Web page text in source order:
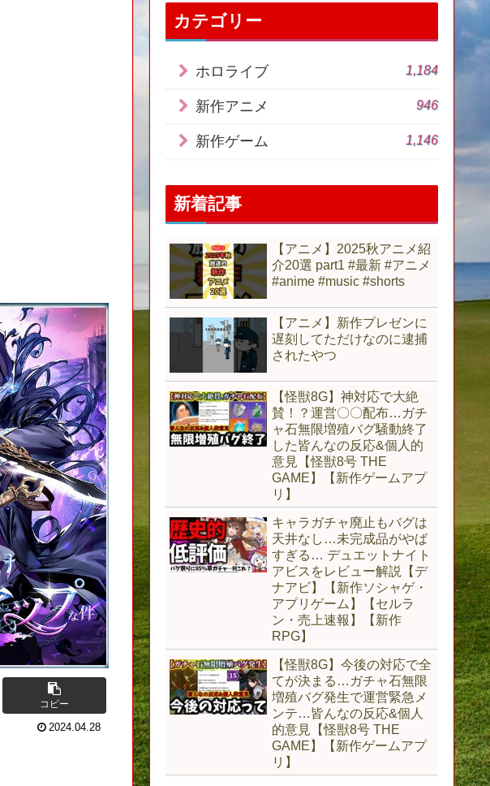
コピー
2024.04.28
カテゴリー
ホロライブ 1,184
新作アニメ 946
新作ゲーム 1,146
新着記事
【アニメ】2025秋アニメ紹
介20選 part1 #最新 #アニメ
#anime #music #shorts
【アニメ】新作プレゼンに
遅刻してただけなのに逮捕
されたやつ
【怪獣8G】神対応で大絶
賛！？運営〇〇配布…ガチ
ャ石無限増殖バグ騒動終了
した皆んなの反応&個人的
意見【怪獣8号 THE
GAME】【新作ゲームアプ
リ】
キャラガチャ廃止もバグは
天井なし…未完成品がやば
すぎる… デュエットナイト
アビスをレビュー解説【デ
ナアビ】【新作ソシャゲ・
アプリゲーム】【セルラ
ン・売上速報】【新作
RPG】
【怪獣8G】今後の対応で全
てが決まる…ガチャ石無限
増殖バグ発生で運営緊急メ
ンテ…皆んなの反応&個人
的意見【怪獣8号 THE
GAME】【新作ゲームアプ
リ】